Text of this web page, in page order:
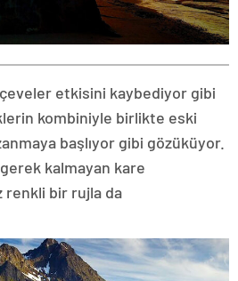
etkisini kaybediyor gibi
kombiniyle birlikte eski
başlıyor gibi gözüküyor.
kalmayan kare
bir rujla da